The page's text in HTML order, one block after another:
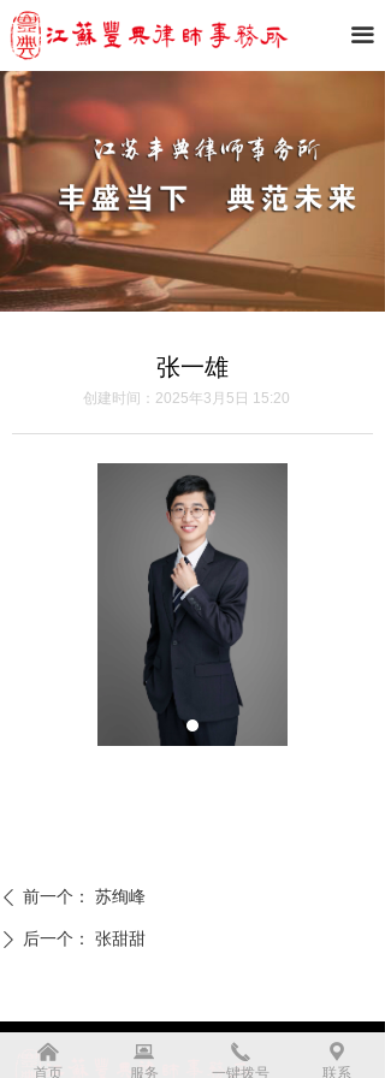
끀
张一雄
创建时间： 2025年3月5日 15:20
ꄴ 前一个： 苏绚峰
ꄲ 后一个： 张甜甜
낀
首页
뀵
服务
끅
一键拨号
끇
联系